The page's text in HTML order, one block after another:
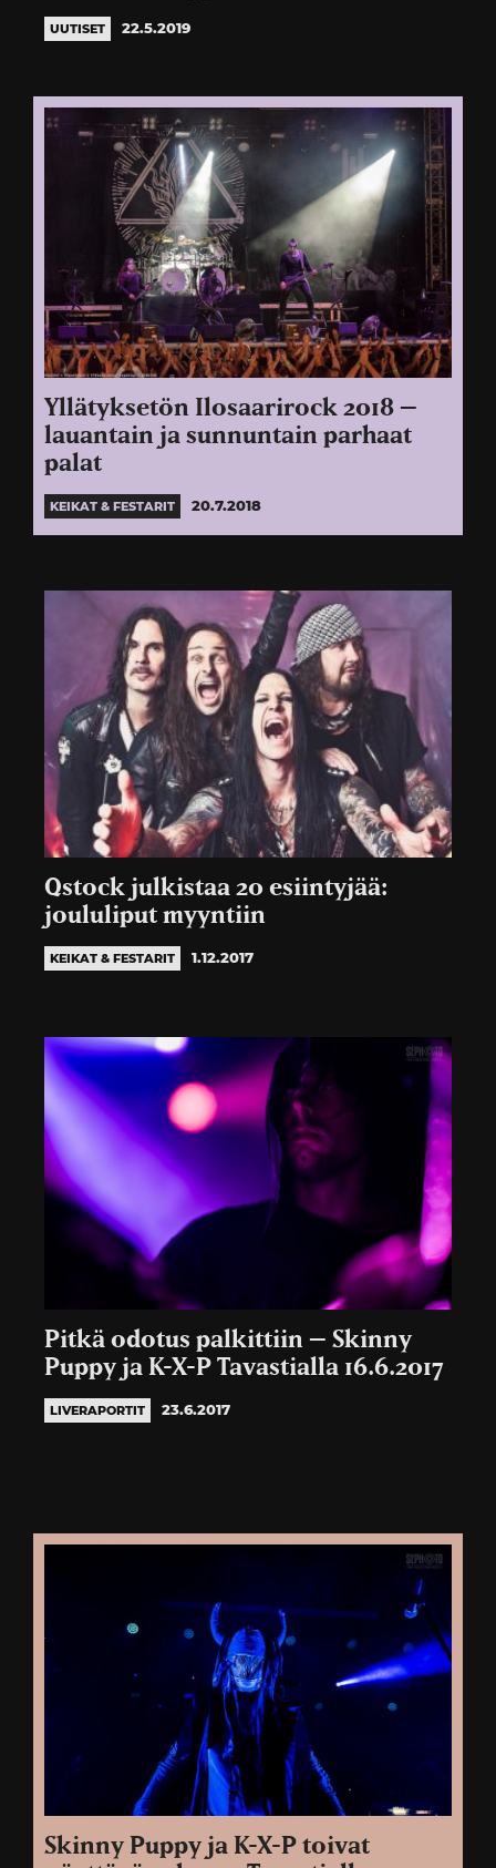
UUTISET 22.5.2019
Yllätyksetön Ilosaarirock 2018 –
lauantain ja sunnuntain parhaat
palat
KEIKAT & FESTARIT 20.7.2018
Qstock julkistaa 20 esiintyjää:
joululiput myyntiin
KEIKAT & FESTARIT 1.12.2017
Pitkä odotus palkittiin – Skinny
Puppy ja K-X-P Tavastialla 16.6.2017
LIVERAPORTIT 23.6.2017
Skinny Puppy ja K-X-P toivat